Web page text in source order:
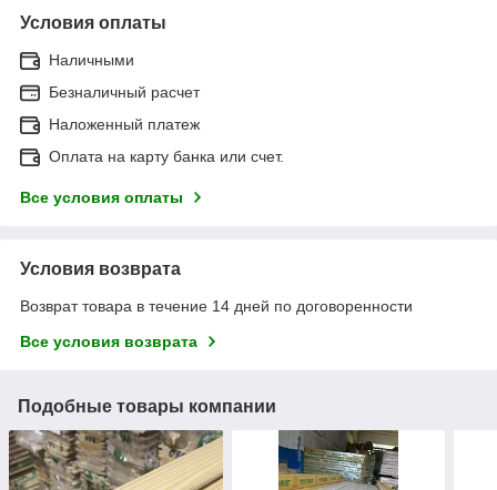
Условия оплаты
Наличными
Безналичный расчет
Наложенный платеж
Оплата на карту банка или счет.
Все условия оплаты
Условия возврата
Возврат товара в течение 14 дней по договоренности
Все условия возврата
Подобные товары компании